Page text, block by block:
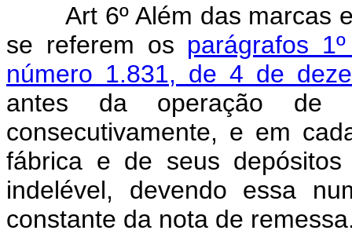
Art 6º Além das marcas e
se referem os parágrafos
número 1.831, de 4 de
antes da operação de
consecutivamente, e em
fábrica e de seus
indelével, devendo essa
constante da nota de